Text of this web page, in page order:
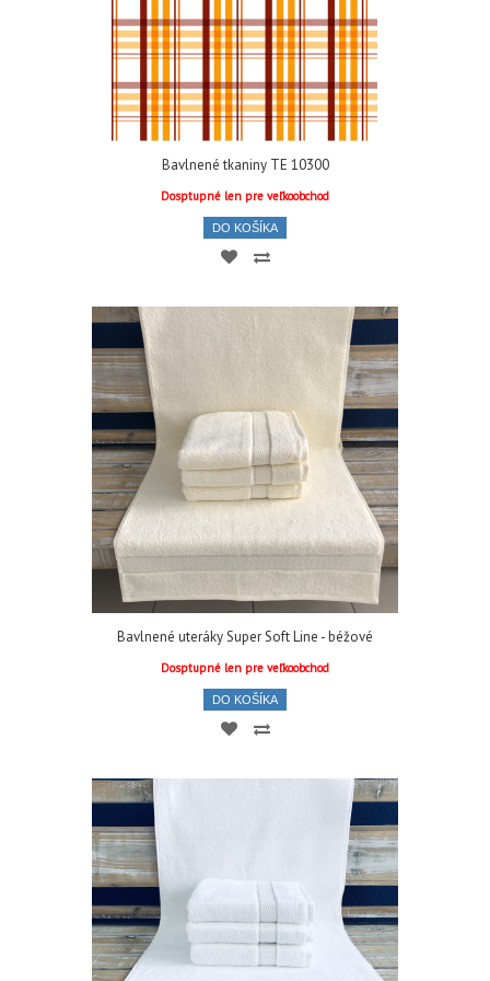
Bavlnené tkaniny TE 10300
Dosptupné len pre veľkoobchod
DO KOŠÍKA
Bavlnené uteráky Super Soft Line - béžové
Dosptupné len pre veľkoobchod
DO KOŠÍKA